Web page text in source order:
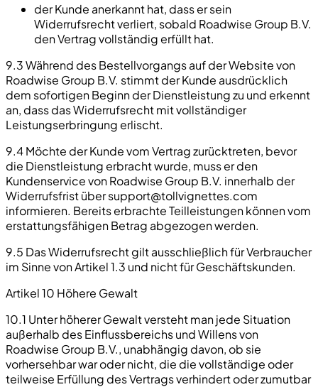
der Kunde anerkannt hat, dass er sein
Widerrufsrecht verliert, sobald Roadwise Group B.V.
den Vertrag vollständig erfüllt hat.
9.3 Während des Bestellvorgangs auf der Website von
Roadwise Group B.V. stimmt der Kunde ausdrücklich
dem sofortigen Beginn der Dienstleistung zu und erkennt
an, dass das Widerrufsrecht mit vollständiger
Leistungserbringung erlischt.
9.4 Möchte der Kunde vom Vertrag zurücktreten, bevor
die Dienstleistung erbracht wurde, muss er den
Kundenservice von Roadwise Group B.V. innerhalb der
Widerrufsfrist übersupport@tollvignettes.com
informieren. Bereits erbrachte Teilleistungen können vom
erstattungsfähigen Betrag abgezogen werden.
9.5 Das Widerrufsrecht gilt ausschließlich für Verbraucher
im Sinne von Artikel 1.3 und nicht für Geschäftskunden.
Artikel 10 Höhere Gewalt
10.1 Unter höherer Gewalt versteht man jede Situation
außerhalb des Einflussbereichs und Willens von
Roadwise Group B.V., unabhängig davon, ob sie
vorhersehbar war oder nicht, die die vollständige oder
teilweise Erfüllung des Vertrags verhindert oder zumutbar